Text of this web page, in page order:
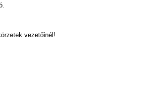
vezetőinél!